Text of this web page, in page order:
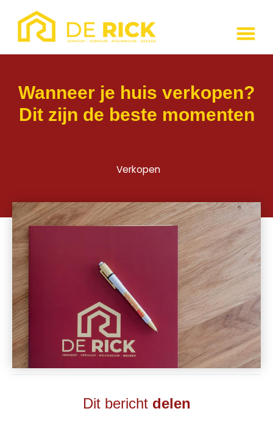
Wanneer je huis verkopen?
Dit zijn de beste momenten
Verkopen
Dit bericht delen